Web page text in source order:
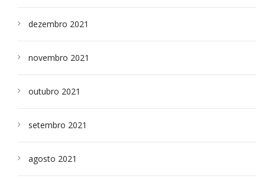
dezembro 2021
novembro 2021
outubro 2021
setembro 2021
agosto 2021